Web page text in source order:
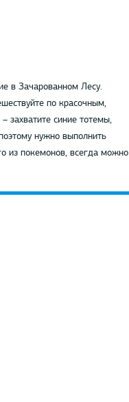
в Зачарованном Лесу.
по красочным,
захватите синие тотемы,
нужно выполнить
из покемонов, всегда можно